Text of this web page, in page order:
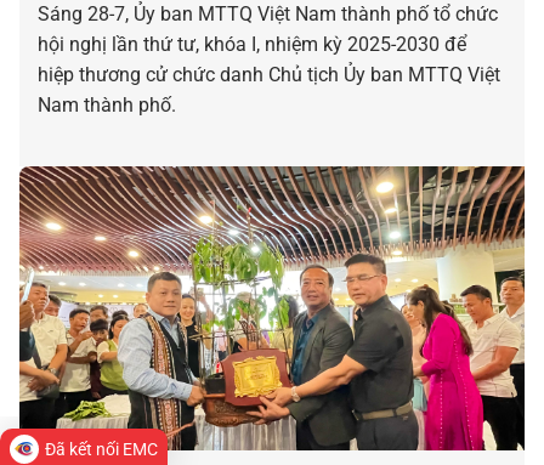
Sáng 28-7, Ủy ban MTTQ Việt Nam thành phố tổ chức
hội nghị lần thứ tư, khóa I, nhiệm kỳ 2025-2030 để
hiệp thương cử chức danh Chủ tịch Ủy ban MTTQ Việt
Nam thành phố.
Đã kết nối EMC